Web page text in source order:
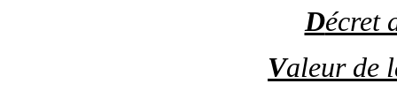
Décret
Valeur de